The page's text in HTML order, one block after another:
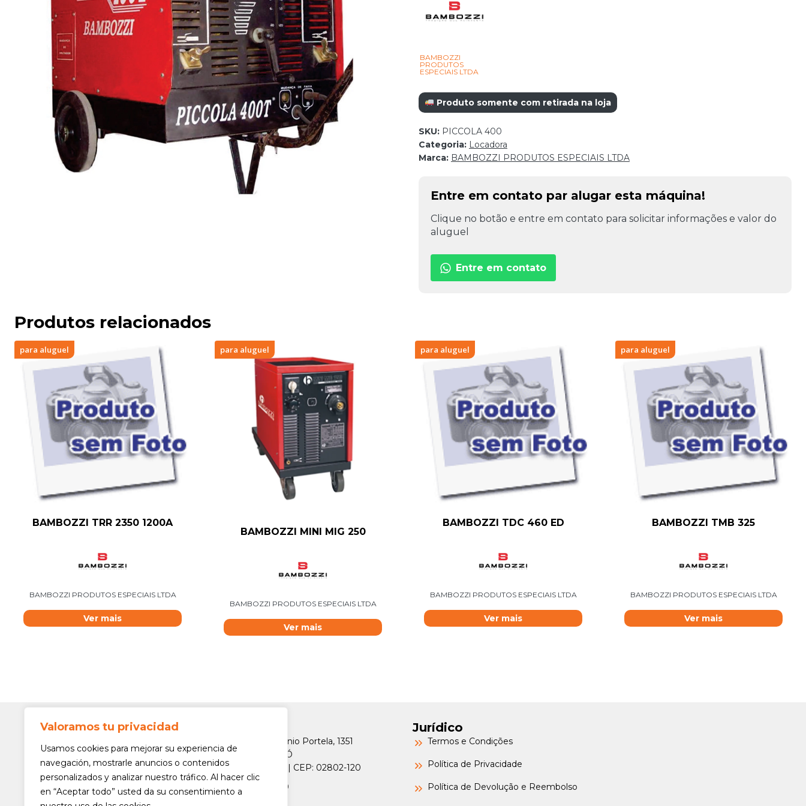
Valoramos tu privacidad
Usamos cookies para mejorar su experiencia de
navegación, mostrarle anuncios o contenidos
personalizados y analizar nuestro tráfico. Al hacer clic
en “Aceptar todo” usted da su consentimiento a
BAMBOZZI
PRODUTOS
ESPECIAIS LTDA
Produto somente com retirada na loja
SKU: PICCOLA 400
Categoria: Locadora
Marca: BAMBOZZI PRODUTOS ESPECIAIS LTDA
Entre em contato par alugar esta máquina!
Clique no botão e entre em contato para solicitar informações e valor do
aluguel
Entre em contato
Produtos relacionados
para aluguel
BAMBOZZI TRR 2350 1200A
BAMBOZZI PRODUTOS ESPECIAIS LTDA
Ver mais
para aluguel
BAMBOZZI MINI MIG 250
BAMBOZZI PRODUTOS ESPECIAIS LTDA
Ver mais
para aluguel
BAMBOZZI TDC 460 ED
BAMBOZZI PRODUTOS ESPECIAIS LTDA
Ver mais
para aluguel
BAMBOZZI TMB 325
BAMBOZZI PRODUTOS ESPECIAIS LTDA
Ver mais
Siga-nos!
Av. Min. Petrônio Portela, 1351
Freguesia do Ó
São Paulo/SP | CEP: 02802-120
(11) 3975-6000
Jurídico
Termos e Condições
Política de Privacidade
Política de Devolução e Reembolso